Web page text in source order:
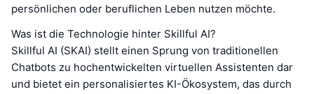
persönlichen oder beruflichen Leben nutzen möchte.
Was ist die Technologie hinter Skillful AI?
Skillful AI (SKAI) stellt einen Sprung von traditionellen
Chatbots zu hochentwickelten virtuellen Assistenten dar
und bietet ein personalisiertes KI-Ökosystem, das durch